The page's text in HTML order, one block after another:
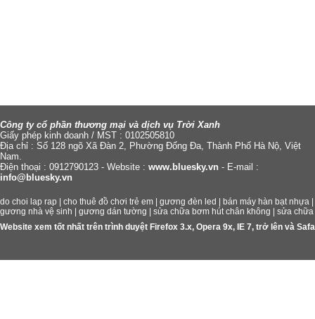
Công ty cổ phần thương mại và dịch vụ Trời Xanh
Giấy phép kinh doanh / MST : 0102505810
Địa chỉ : Số 128 ngõ Xã Đàn 2, Phường Đống Đa, Thành Phố Hà Nộ, Việt
Nam.
Điện thoại : 0912790123 - Website : www.bluesky.vn - E-mail :
info@bluesky.vn
do choi lap rap cho thuê đồ chơi trẻ em gương đèn led bán máy hàn bạt nhựa
gương nhà vệ sinh
gương dán tường sửa chữa bơm hút chân không
sửa chữa
Website xem tốt nhất trên trình duyệt Firefox 3.x, Opera 9x, IE 7, trở lên và